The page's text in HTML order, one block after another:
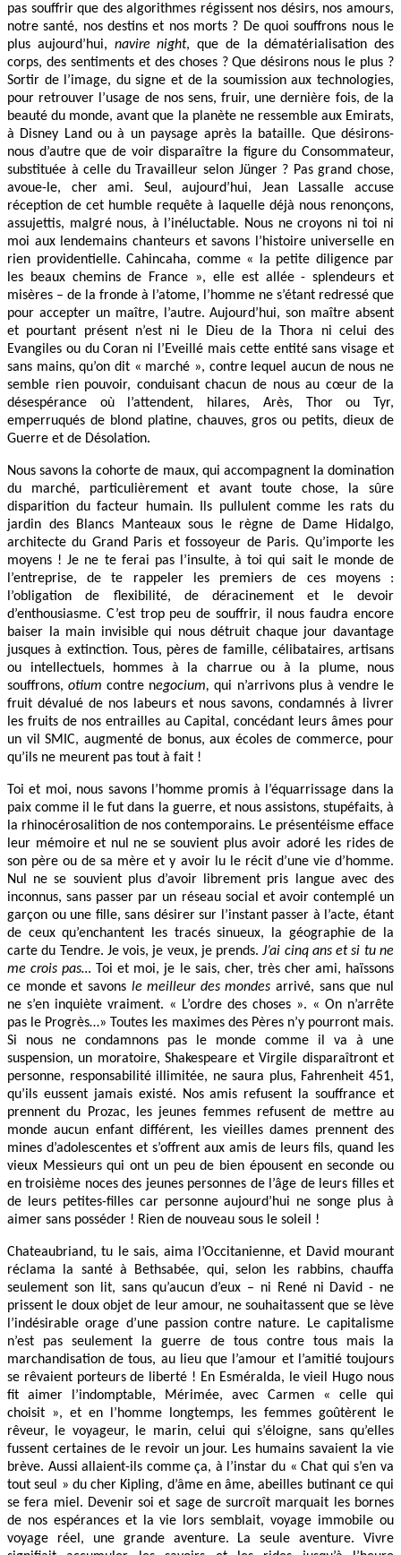
pas souffrir que des algorithmes régissent nos désirs, nos amours,
notre santé, nos destins et nos morts ? De quoi souffrons nous le
plus aujourd’hui, navire night, que de la dématérialisation des
corps, des sentiments et des choses ? Que désirons nous le plus ?
Sortir de l’image, du signe et de la soumission aux technologies,
pour retrouver l’usage de nos sens, fruir, une dernière fois, de la
beauté du monde, avant que la planète ne ressemble aux Emirats,
à Disney Land ou à un paysage après la bataille. Que désirons-
nous d’autre que de voir disparaître la figure du Consommateur,
substituée à celle du Travailleur selon Jünger ? Pas grand chose,
avoue-le, cher ami. Seul, aujourd’hui, Jean Lassalle accuse
réception de cet humble requête à laquelle déjà nous renonçons,
assujettis, malgré nous, à l’inéluctable. Nous ne croyons ni toi ni
moi aux lendemains chanteurs et savons l’histoire universelle en
rien providentielle. Cahincaha, comme « la petite diligence par
les beaux chemins de France », elle est allée - splendeurs et
misères – de la fronde à l’atome, l’homme ne s’étant redressé que
pour accepter un maître, l’autre. Aujourd’hui, son maître absent
et pourtant présent n’est ni le Dieu de la Thora ni celui des
Evangiles ou du Coran ni l’Eveillé mais cette entité sans visage et
sans mains, qu’on dit « marché », contre lequel aucun de nous ne
semble rien pouvoir, conduisant chacun de nous au cœur de la
désespérance où l’attendent, hilares, Arès, Thor ou Tyr,
emperruqués de blond platine, chauves, gros ou petits, dieux de
Guerre et de Désolation.
Nous savons la cohorte de maux, qui accompagnent la domination
du marché, particulièrement et avant toute chose, la sûre
disparition du facteur humain. Ils pullulent comme les rats du
jardin des Blancs Manteaux sous le règne de Dame Hidalgo,
architecte du Grand Paris et fossoyeur de Paris. Qu’importe les
moyens ! Je ne te ferai pas l’insulte, à toi qui sait le monde de
l’entreprise, de te rappeler les premiers de ces moyens :
l’obligation de flexibilité, de déracinement et le devoir
d’enthousiasme. C’est trop peu de souffrir, il nous faudra encore
baiser la main invisible qui nous détruit chaque jour davantage
jusques à extinction. Tous, pères de famille, célibataires, artisans
ou intellectuels, hommes à la charrue ou à la plume, nous
souffrons,otium contre negocium,qui n’arrivons plus à vendre le
fruit dévalué de nos labeurs et nous savons, condamnés à livrer
les fruits de nos entrailles au Capital, concédant leurs âmes pour
un vil SMIC, augmenté de bonus, aux écoles de commerce, pour
qu’ils ne meurent pas tout à fait !
Toi et moi, nous savons l’homme promis à l’équarrissage dans la
paix comme il le fut dans la guerre, et nous assistons, stupéfaits, à
la rhinocérosalition de nos contemporains. Le présentéisme efface
leur mémoire et nul ne se souvient plus avoir adoré les rides de
son père ou de sa mère et y avoir lu le récit d’une vie d’homme.
Nul ne se souvient plus d’avoir librement pris langue avec des
inconnus, sans passer par un réseau social et avoir contemplé un
garçon ou une fille, sans désirer sur l’instant passer à l’acte, étant
de ceux qu’enchantent les tracés sinueux, la géographie de la
carte du Tendre. Je vois, je veux, je prends.J’ai cinq ans et si tu ne
me crois pas… Toi et moi, je le sais, cher, très cher ami, haïssons
ce monde et savons le meilleur des mondes arrivé, sans que nul
ne s’en inquiète vraiment. « L’ordre des choses ». « On n’arrête
pas le Progrès…» Toutes les maximes des Pères n’y pourront mais.
Si nous ne condamnons pas le monde comme il va à une
suspension, un moratoire, Shakespeare et Virgile disparaîtront et
personne, responsabilité illimitée, ne saura plus, Fahrenheit 451,
qu’ils eussent jamais existé. Nos amis refusent la souffrance et
prennent du Prozac, les jeunes femmes refusent de mettre au
monde aucun enfant différent, les vieilles dames prennent des
mines d’adolescentes et s’offrent aux amis de leurs fils, quand les
vieux Messieurs qui ont un peu de bien épousent en seconde ou
en troisième noces des jeunes personnes de l’âge de leurs filles et
de leurs petites-filles car personne aujourd’hui ne songe plus à
aimer sans posséder ! Rien de nouveau sous le soleil !
Chateaubriand, tu le sais, aima l’Occitanienne, et David mourant
réclama la santé à Bethsabée, qui, selon les rabbins, chauffa
seulement son lit, sans qu’aucun d’eux – ni René ni David - ne
prissent le doux objet de leur amour, ne souhaitassent que se lève
l’indésirable orage d’une passion contre nature. Le capitalisme
n’est pas seulement la guerre de tous contre tous mais la
marchandisation de tous, au lieu que l’amour et l’amitié toujours
se rêvaient porteurs de liberté ! En Esméralda, le vieil Hugo nous
fit aimer l’indomptable, Mérimée, avec Carmen « celle qui
choisit », et en l’homme longtemps, les femmes goûtèrent le
rêveur, le voyageur, le marin, celui qui s’éloigne, sans qu’elles
fussent certaines de le revoir un jour. Les humains savaient la vie
brève. Aussi allaient-ils comme ça, à l’instar du « Chat qui s’en va
tout seul » du cher Kipling, d’âme en âme, abeilles butinant ce qui
se fera miel. Devenir soi et sage de surcroît marquait les bornes
de nos espérances et la vie lors semblait, voyage immobile ou
voyage réel, une grande aventure. La seule aventure. Vivre